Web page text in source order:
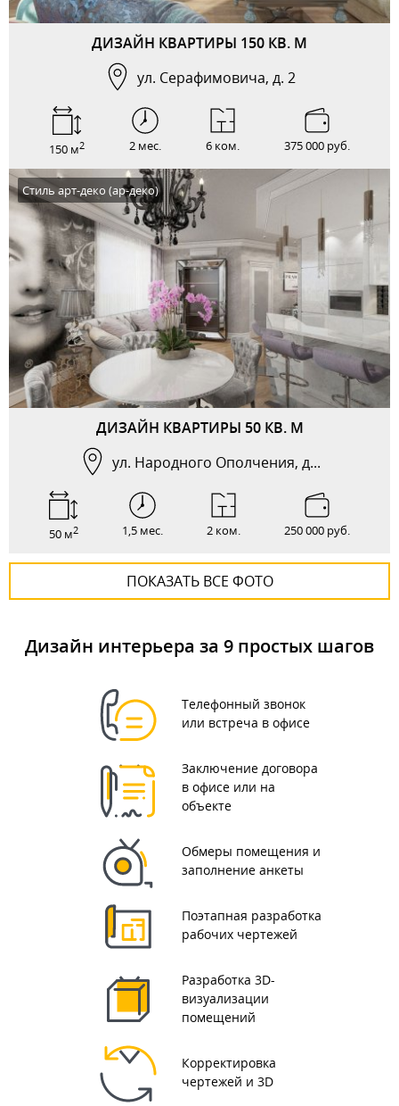
ДИЗАЙН КВАРТИРЫ 150 КВ. М
ул. Серафимовича, д. 2
150 м2 2 мес. 6 ком. 375 000 руб.
ДИЗАЙН КВАРТИРЫ 50 КВ. М
ул. Народного Ополчения, д...
Стиль арт-деко (ар-деко)
50 м2 1,5 мес. 2 ком. 250 000 руб.
ПОКАЗАТЬ ВСЕ ФОТО
Дизайн интерьера за 9 простых шагов
Телефонный звонок
или встреча в офисе
Заключение договора
в офисе или на
объекте
Обмеры помещения и
заполнение анкеты
Поэтапная разработка
рабочих чертежей
Разработка 3D-
визуализации
помещений
Корректировка
чертежей и 3D